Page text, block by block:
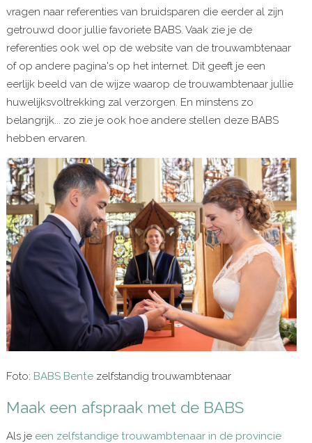
vragen naar referenties van bruidsparen die eerder al zijn
getrouwd door jullie favoriete BABS. Vaak zie je de
referenties ook wel op de website van de trouwambtenaar
of op andere pagina's op het internet. Dit geeft je een
eerlijk beeld van de wijze waarop de trouwambtenaar jullie
huwelijksvoltrekking zal verzorgen. En minstens zo
belangrijk... zo zie je ook hoe andere stellen deze BABS
hebben ervaren.
Foto: BABS Bentezelfstandig trouwambtenaar
Maak een afspraak met de BABS
Als je een zelfstandige trouwambtenaar in de provincie